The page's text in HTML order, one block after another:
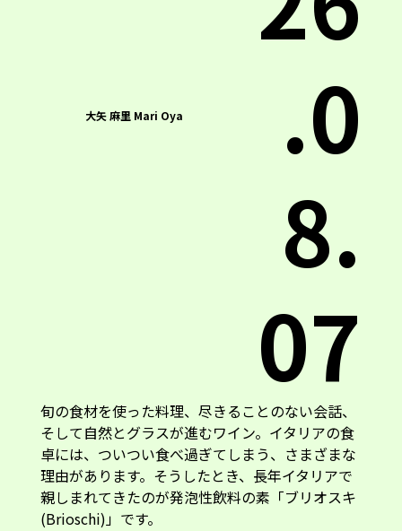
大矢 麻里 Mari Oya
.0
8.
07
旬の食材を使った料理、尽きることのない会話、
そして自然とグラスが進むワイン。イタリアの食
卓には、ついつい食べ過ぎてしまう、さまざまな
理由があります。そうしたとき、長年イタリアで
親しまれてきたのが発泡性飲料の素「ブリオスキ
(Brioschi)」です。